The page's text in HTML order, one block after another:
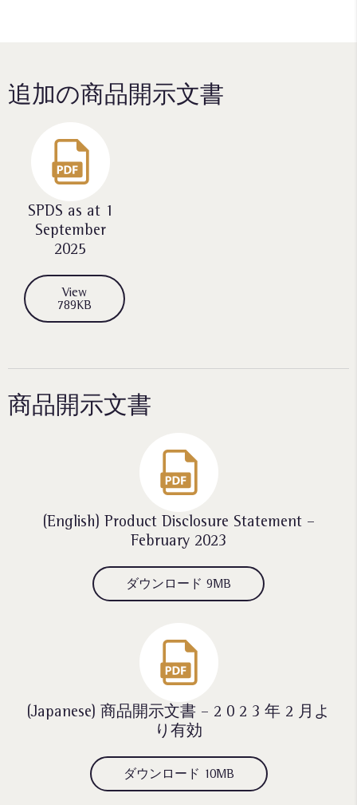
追加の商品開示文書
SPDS as at 1
September
2025
View
789KB
商品開示文書
(English) Product Disclosure Statement –
February 2023
ダウンロード 9MB
(Japanese) 商品開示文書 – 2 0 2 3 年 2 月よ
り有効
ダウンロード 10MB